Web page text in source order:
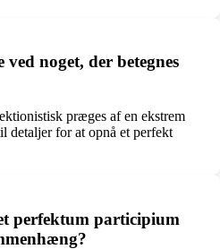
noget, der betegnes
præges af en ekstrem
detaljer for at opnå et perfekt
perfektum participium